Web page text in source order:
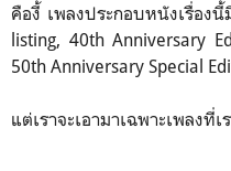
คืองี้ เพลงประกอบหนังเรื่อง
listing, 40th Anniversary
50th Anniversary Special
แต่เราจะเอามาเฉพาะเพลง